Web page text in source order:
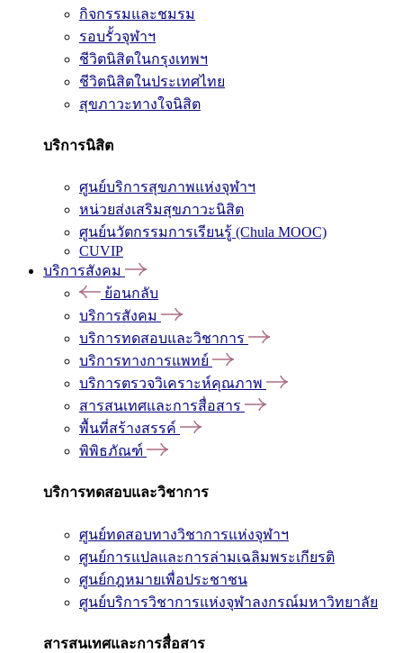
กิจกรรมและชมรม
รอบรั้วจุฬาฯ
ชีวิตนิสิตในกรุงเทพฯ
ชีวิตนิสิตในประเทศไทย
สุขภาวะทางใจนิสิต
บริการนิสิต
ศูนย์บริการสุขภาพแห่งจุฬาฯ
หน่วยส่งเสริมสุขภาวะนิสิต
ศูนย์นวัตกรรมการเรียนรู้ (Chula MOOC)
CUVIP
บริการสังคม
ย้อนกลับ
บริการสังคม
บริการทดสอบและวิชาการ
บริการทางการแพทย์
บริการตรวจวิเคราะห์คุณภาพ
สารสนเทศและการสื่อสาร
พื้นที่สร้างสรรค์
พิพิธภัณฑ์
บริการทดสอบและวิชาการ
ศูนย์ทดสอบทางวิชาการแห่งจุฬาฯ
ศูนย์การแปลและการล่ามเฉลิมพระเกียรติ
ศูนย์กฎหมายเพื่อประชาชน
ศูนย์บริการวิชาการแห่งจุฬาลงกรณ์มหาวิทยาลัย
สารสนเทศและการสื่อสาร